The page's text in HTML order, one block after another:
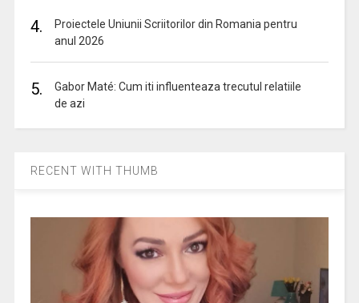
4.
Proiectele Uniunii Scriitorilor din Romania pentru
anul 2026
5.
Gabor Maté: Cum iti influenteaza trecutul relatiile
de azi
RECENT WITH THUMB